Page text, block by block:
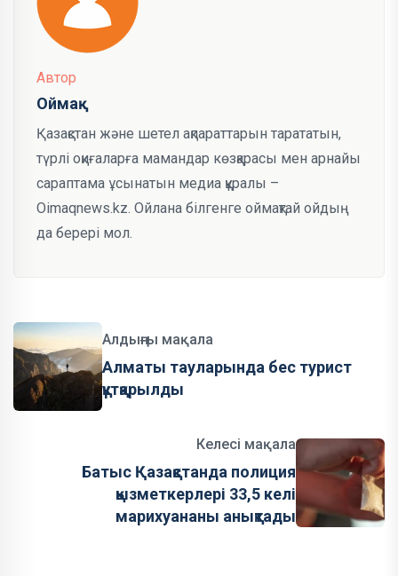
Автор
Оймақ
Қазақстан және шетел ақпараттарын тарататын,
түрлі оқиғаларға мамандар көзқарасы мен арнайы
сараптама ұсынатын медиа құралы –
Oimaqnews.kz. Ойлана білгенге оймақтай ойдың
да берері мол.
Алдыңғы мақала
Алматы тауларында бес турист
құтқарылды
Келесі мақала
Батыс Қазақстанда полиция
қызметкерлері 33,5 келі
марихуананы анықтады